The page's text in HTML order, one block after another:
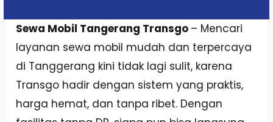
Sewa Mobil Tangerang Transgo – Mencari
layanan sewa mobil mudah dan terpercaya
di Tanggerang kini tidak lagi sulit, karena
Transgo hadir dengan sistem yang praktis,
harga hemat, dan tanpa ribet. Dengan